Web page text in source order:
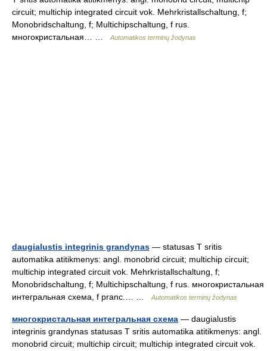
circuit; multichip integrated circuit vok. Mehrkristallschaltung, f;
Monobridschaltung, f; Multichipschaltung, f rus.
многокристальная… …
Automatikos terminų žodynas
daugialustis integrinis grandynas — statusas T sritis
automatika atitikmenys: angl. monobrid circuit; multichip circuit;
multichip integrated circuit vok. Mehrkristallschaltung, f;
Monobridschaltung, f; Multichipschaltung, f rus. многокристальная
интегральная схема, f pranc.… …
Automatikos terminų žodynas
многокристальная интегральная схема — daugialustis
integrinis grandynas statusas T sritis automatika atitikmenys: angl.
monobrid circuit; multichip circuit; multichip integrated circuit vok.